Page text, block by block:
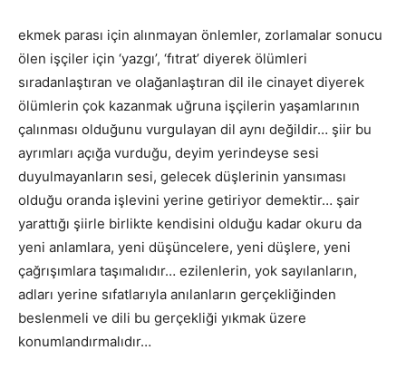
ekmek parası için alınmayan önlemler, zorlamalar sonucu
ölen işçiler için ‘yazgı’, ‘fıtrat’ diyerek ölümleri
sıradanlaştıran ve olağanlaştıran dil ile cinayet diyerek
ölümlerin çok kazanmak uğruna işçilerin yaşamlarının
çalınması olduğunu vurgulayan dil aynı değildir… şiir bu
ayrımları açığa vurduğu, deyim yerindeyse sesi
duyulmayanların sesi, gelecek düşlerinin yansıması
olduğu oranda işlevini yerine getiriyor demektir… şair
yarattığı şiirle birlikte kendisini olduğu kadar okuru da
yeni anlamlara, yeni düşüncelere, yeni düşlere, yeni
çağrışımlara taşımalıdır… ezilenlerin, yok sayılanların,
adları yerine sıfatlarıyla anılanların gerçekliğinden
beslenmeli ve dili bu gerçekliği yıkmak üzere
konumlandırmalıdır…